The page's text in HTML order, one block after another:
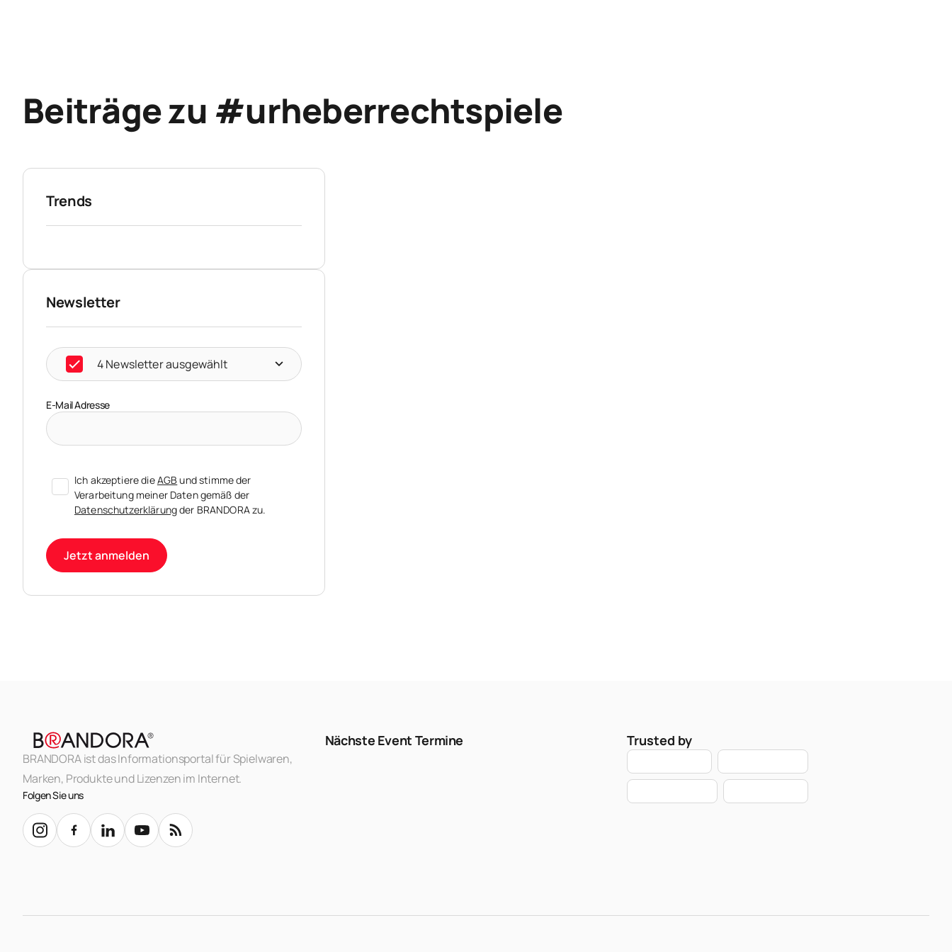
Beiträge zu #urheberrechtspiele
Trends
Newsletter
4 Newsletter ausgewählt
E-Mail Adresse
Ich akzeptiere dieAGBund stimme der
Verarbeitung meiner Daten gemäß der
Datenschutzerklärungder BRANDORA zu.
Jetzt anmelden
BRANDORA ist das Informationsportal für Spielwaren,
Marken, Produkte und Lizenzen im Internet.
Folgen Sie uns
Nächste Event Termine Trusted by